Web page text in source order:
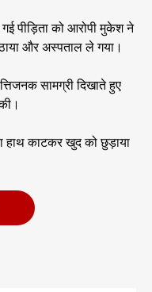
पीड़िता को आरोपी मुकेश ने
और अस्पताल ले गया।
सामग्री दिखाते हुए
हाथ काटकर खुद को छुड़ाया